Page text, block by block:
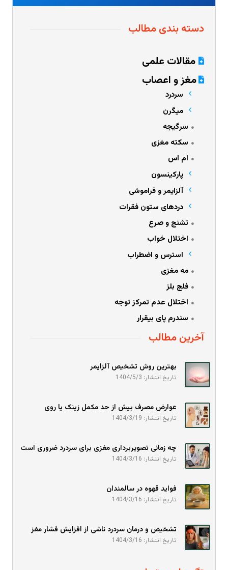
دسته بندی مطالب
مقالات علمی
مغز و اعصاب
سردرد
میگرن
سرگیجه
سکته مغزی
ام اس
پارکینسون
آلزایمر و فراموشی
دردهای ستون فقرات
تشنج و صرع
اختلال خواب
استرس و اضطراب
مه مغزی
فلج بلز
اختلال عدم تمرکز توجه
سندرم پای بیقرار
آخرین مطالب
بهترین روش تشخیص آلزایمر
تاریخ انتشار: 1404/5/3
عوارض مصرف بیش از حد مکمل زینک یا روی
تاریخ انتشار: 1404/3/19
چه زمانی تصویربرداری مغزی برای سردرد ضروری است
تاریخ انتشار: 1404/3/16
فواید قهوه در سالمندان
تاریخ انتشار: 1404/3/16
تشخیص و درمان سردرد ناشی از افزایش فشار مغز
تاریخ انتشار: 1404/3/16